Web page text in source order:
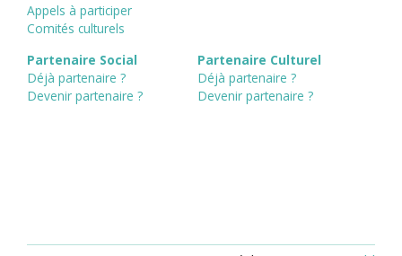
Appels à participer
Comités culturels
Partenaire Social
Déjà partenaire ?
Devenir partenaire ?
Partenaire Culturel
Déjà partenaire ?
Devenir partenaire ?